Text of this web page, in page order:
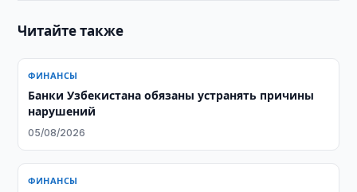
Читайте также
ФИНАНСЫ
Банки Узбекистана обязаны устранять причины
нарушений
05/08/2026
ФИНАНСЫ